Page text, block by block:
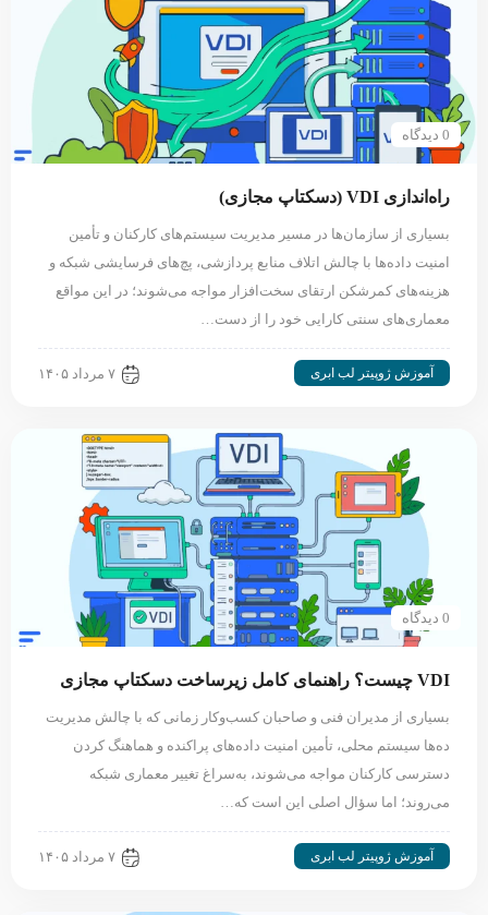
0 دیدگاه
راه‌اندازی VDI (دسکتاپ مجازی)
بسیاری از سازمان‌ها در مسیر مدیریت سیستم‌های کارکنان و تأمین
امنیت داده‌ها با چالش اتلاف منابع پردازشی، پچ‌های فرسایشی شبکه و
هزینه‌های کمرشکن ارتقای سخت‌افزار مواجه می‌شوند؛ در این مواقع
معماری‌های سنتی کارایی خود را از دست…
آموزش ژوپیتر لب ابری ۷ مرداد ۱۴۰۵
0 دیدگاه
VDI چیست؟ راهنمای کامل زیرساخت دسکتاپ مجازی
بسیاری از مدیران فنی و صاحبان کسب‌وکار زمانی که با چالش مدیریت
ده‌ها سیستم محلی، تأمین امنیت داده‌های پراکنده و هماهنگ کردن
دسترسی کارکنان مواجه می‌شوند، به‌سراغ تغییر معماری شبکه
می‌روند؛ اما سؤال اصلی این است که…
آموزش ژوپیتر لب ابری ۷ مرداد ۱۴۰۵